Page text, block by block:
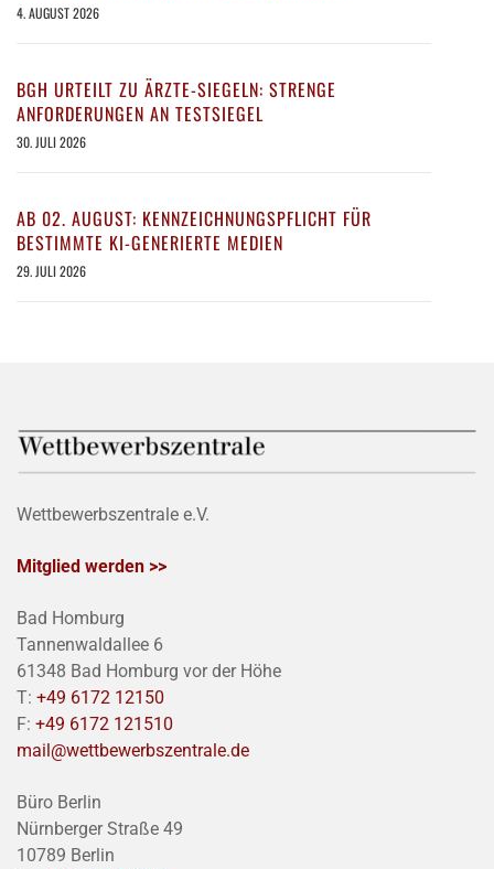
4. AUGUST 2026
BGH URTEILT ZU ÄRZTE-SIEGELN: STRENGE
ANFORDERUNGEN AN TESTSIEGEL
30. JULI 2026
AB 02. AUGUST: KENNZEICHNUNGSPFLICHT FÜR
BESTIMMTE KI-GENERIERTE MEDIEN
29. JULI 2026
Wettbewerbszentrale e.V.
Mitglied werden >>
Bad Homburg
Tannenwaldallee 6
61348 Bad Homburg vor der Höhe
T: +49 6172 12150
F: +49 6172 121510
mail@wettbewerbszentrale.de
Büro Berlin
Nürnberger Straße 49
10789 Berlin